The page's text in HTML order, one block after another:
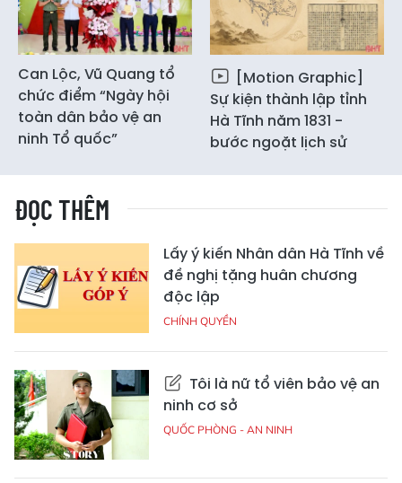
Can Lộc, Vũ Quang tổ
chức điểm “Ngày hội
toàn dân bảo vệ an
ninh Tổ quốc”
[Motion Graphic]
Sự kiện thành lập tỉnh
Hà Tĩnh năm 1831 -
bước ngoặt lịch sử
ĐỌC THÊM
Lấy ý kiến Nhân dân Hà Tĩnh về
đề nghị tặng huân chương
độc lập
CHÍNH QUYỀN
Tôi là nữ tổ viên bảo vệ an
ninh cơ sở
QUỐC PHÒNG - AN NINH